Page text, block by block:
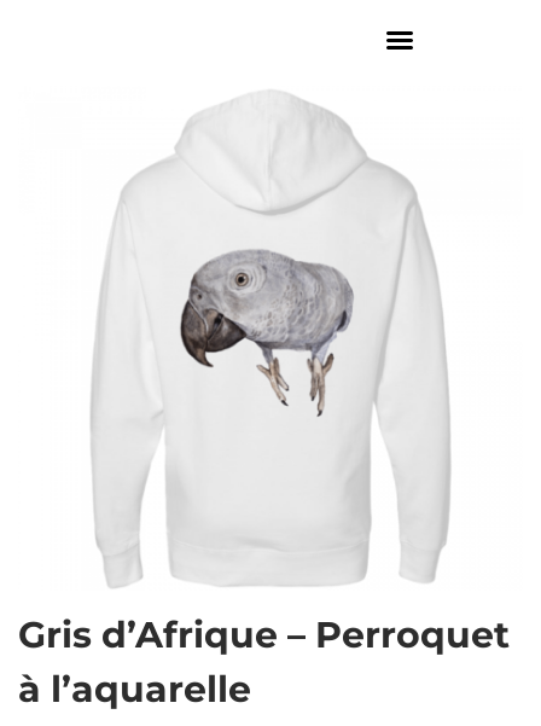
Gris d’Afrique – Perroquet
à l’aquarelle